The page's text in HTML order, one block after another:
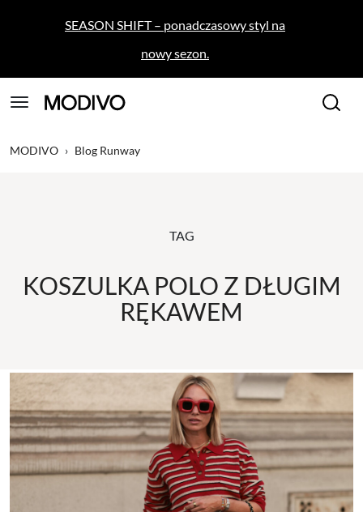
SEASON SHIFT – ponadczasowy styl na
nowy sezon.
MODIVO › Blog Runway
TAG
KOSZULKA POLO Z DŁUGIM
RĘKAWEM